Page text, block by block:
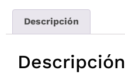
Descripción
Descripción